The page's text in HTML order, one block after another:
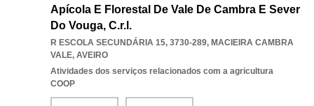
Apícola E Florestal De Vale De Cambra E Sever
Do Vouga, C.r.l.
R ESCOLA SECUNDÁRIA 15, 3730-289, MACIEIRA CAMBRA
VALE, AVEIRO
Atividades dos serviços relacionados com a agricultura
COOP